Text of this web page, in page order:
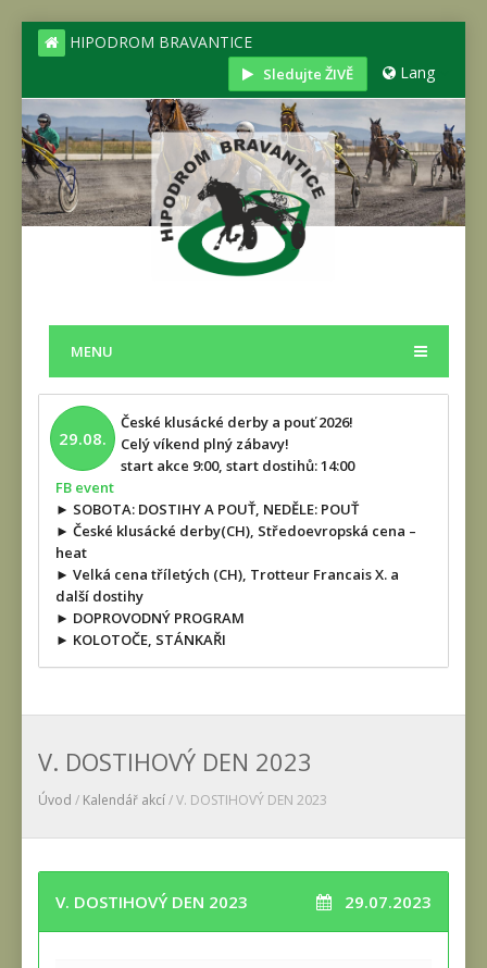
HIPODROM BRAVANTICE
Sledujte ŽIVĚ Lang
MENU
29.08.
České klusácké derby a pouť 2026!
Celý víkend plný zábavy!
start akce 9:00, start dostihů: 14:00
FB event
► SOBOTA: DOSTIHY A POUŤ, NEDĚLE: POUŤ
► České klusácké derby(CH), Středoevropská cena –
heat
► Velká cena tříletých (CH), Trotteur Francais X. a
další dostihy
► DOPROVODNÝ PROGRAM
► KOLOTOČE, STÁNKAŘI
V. DOSTIHOVÝ DEN 2023
Úvod / Kalendář akcí/ V. DOSTIHOVÝ DEN 2023
V. DOSTIHOVÝ DEN 2023 29.07.2023